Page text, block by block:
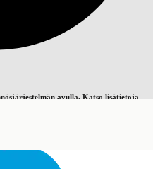
avulla. Katso lisätietoja